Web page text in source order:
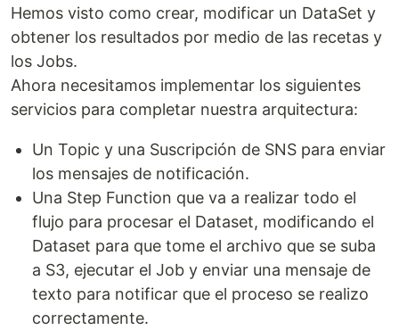
Hemos visto como crear, modificar un DataSet y
obtener los resultados por medio de las recetas y
los Jobs.
Ahora necesitamos implementar los siguientes
servicios para completar nuestra arquitectura:
Un Topic y una Suscripción de SNS para enviar
los mensajes de notificación.
Una Step Function que va a realizar todo el
flujo para procesar el Dataset, modificando el
Dataset para que tome el archivo que se suba
a S3, ejecutar el Job y enviar una mensaje de
texto para notificar que el proceso se realizo
correctamente.